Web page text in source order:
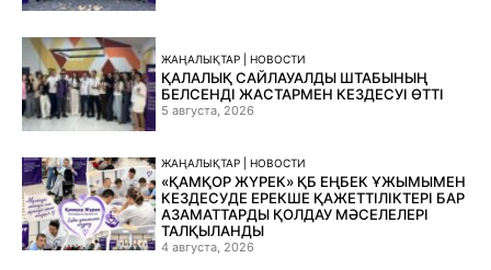
ЖАҢАЛЫҚТАР | НОВОСТИ
ҚАЛАЛЫҚ САЙЛАУАЛДЫ ШТАБЫНЫҢ
БЕЛСЕНДІ ЖАСТАРМЕН КЕЗДЕСУІ ӨТТІ
5 августа, 2026
ЖАҢАЛЫҚТАР | НОВОСТИ
«ҚАМҚОР ЖҮРЕК» ҚБ ЕҢБЕК ҰЖЫМЫМЕН
КЕЗДЕСУДЕ ЕРЕКШЕ ҚАЖЕТТІЛІКТЕРІ БАР
АЗАМАТТАРДЫ ҚОЛДАУ МӘСЕЛЕЛЕРІ
ТАЛҚЫЛАНДЫ
4 августа, 2026